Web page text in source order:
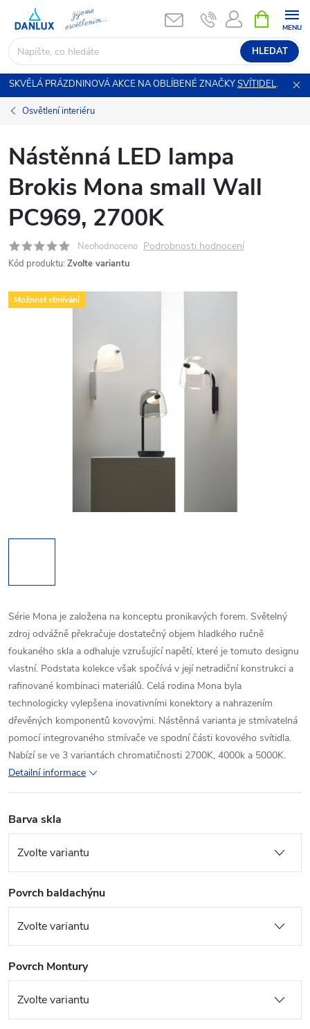
obsah
HLEDAT
NÁKUPNÍ
KOŠÍK
SKVĚLÁ PRÁZDNINOVÁ AKCE NA OBLÍBENÉ ZNAČKYSVÍTIDEL.
Osvětlení interiéru
Nástěnná LED lampa
Brokis Mona small Wall
PC969, 2700K
Neohodnoceno Podrobnosti hodnocení
Kód produktu: Zvolte variantu
Možnost stmívání
Série Mona je založena na konceptu pronikavých forem. Světelný
zdroj odvážně překračuje dostatečný objem hladkého ručně
foukaného skla a odhaluje vzrušující napětí, které je tomuto designu
vlastní. Podstata kolekce však spočívá v její netradiční konstrukci a
rafinované kombinaci materiálů. Celá rodina Mona byla
technologicky vylepšena inovativními konektory a nahrazením
dřevěných komponentů kovovými. Nástěnná varianta je stmívatelná
pomocí integrovaného stmívače ve spodní části kovového svítidla.
Nabízí se ve 3 variantách chromatičnosti 2700K, 4000k a 5000K.
Detailní informace
Barva skla
Povrch baldachýnu
Povrch Montury